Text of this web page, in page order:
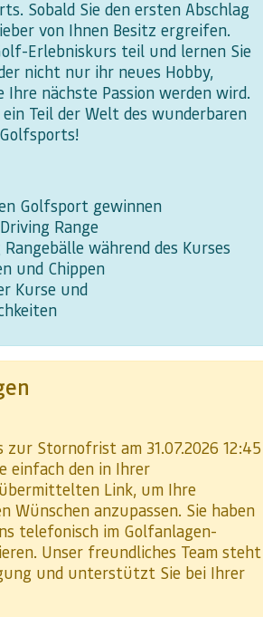
Sobald Sie den ersten Abschlag
von Ihnen Besitz ergreifen.
Erlebniskurs teil und lernen Sie
nicht nur ihr neues Hobby,
Ihre nächste Passion werden wird.
Teil der Welt des wunderbaren
Golfsport gewinnen
Range
während des Kurses
und Chippen
Kurse und
Stornofrist am 31.07.2026 12:45
einfach den in Ihrer
Link, um Ihre
Wünschen anzupassen. Sie haben
telefonisch im Golfanlagen-
Unser freundliches Team steht
und unterstützt Sie bei Ihrer